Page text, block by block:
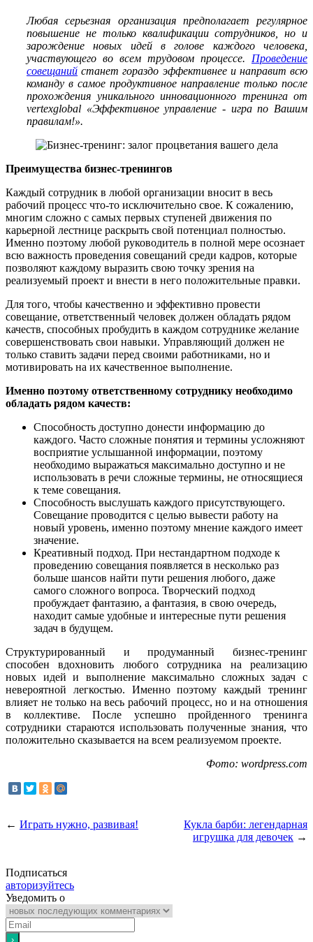
Любая серьезная организация предполагает регулярное
повышение не только квалификации сотрудников, но и
зарождение новых идей в голове каждого человека,
участвующего во всем трудовом процессе. Проведение
совещаний станет гораздо эффективнее и направит всю
команду в самое продуктивное направление только после
прохождения уникального инновационного тренинга от
vertexglobal «Эффективное управление - игра по Вашим
правилам!».
Преимущества бизнес-тренингов
Каждый сотрудник в любой организации вносит в весь
рабочий процесс что-то исключительно свое. К сожалению,
многим сложно с самых первых ступеней движения по
карьерной лестнице раскрыть свой потенциал полностью.
Именно поэтому любой руководитель в полной мере осознает
всю важность проведения совещаний среди кадров, которые
позволяют каждому выразить свою точку зрения на
реализуемый проект и внести в него положительные правки.
Для того, чтобы качественно и эффективно провести
совещание, ответственный человек должен обладать рядом
качеств, способных пробудить в каждом сотруднике желание
совершенствовать свои навыки. Управляющий должен не
только ставить задачи перед своими работниками, но и
мотивировать на их качественное выполнение.
Именно поэтому ответственному сотруднику необходимо
обладать рядом качеств:
Способность доступно донести информацию до
каждого. Часто сложные понятия и термины усложняют
восприятие услышанной информации, поэтому
необходимо выражаться максимально доступно и не
использовать в речи сложные термины, не относящиеся
к теме совещания.
Способность выслушать каждого присутствующего.
Совещание проводится с целью вывести работу на
новый уровень, именно поэтому мнение каждого имеет
значение.
Креативный подход. При нестандартном подходе к
проведению совещания появляется в несколько раз
больше шансов найти пути решения любого, даже
самого сложного вопроса. Творческий подход
пробуждает фантазию, а фантазия, в свою очередь,
находит самые удобные и интересные пути решения
задач в будущем.
Структурированный и продуманный бизнес-тренинг
способен вдохновить любого сотрудника на реализацию
новых идей и выполнение максимально сложных задач с
невероятной легкостью. Именно поэтому каждый тренинг
влияет не только на весь рабочий процесс, но и на отношения
в коллективе. После успешно пройденного тренинга
сотрудники стараются использовать полученные знания, что
положительно сказывается на всем реализуемом проекте.
Фото: wordpress.com
← Играть нужно, развивая!
Кукла барби: легендарная
игрушка для девочек →
Подписаться
авторизуйтесь
Уведомить о